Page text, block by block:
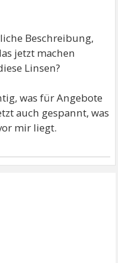
Beschreibung,
jetzt machen
Linsen?
was für Angebote
auch gespannt, was
mir liegt.